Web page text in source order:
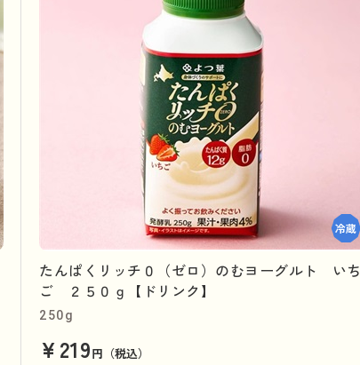
たんぱくリッチ０（ゼロ）のむヨーグルト いち
ご ２５０ｇ【ドリンク】
250g
¥219円（税込）